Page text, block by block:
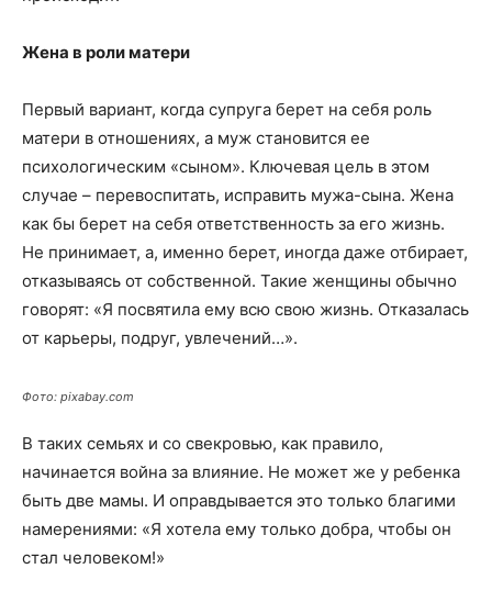
Жена в роли матери
Первый вариант, когда супруга берет на себя роль
матери в отношениях, а муж становится ее
психологическим «сыном». Ключевая цель в этом
случае – перевоспитать, исправить мужа-сына. Жена
как бы берет на себя ответственность за его жизнь.
Не принимает, а, именно берет, иногда даже отбирает,
отказываясь от собственной. Такие женщины обычно
говорят: «Я посвятила ему всю свою жизнь. Отказалась
от карьеры, подруг, увлечений…».
Фото: pixabay.com
В таких семьях и со свекровью, как правило,
начинается война за влияние. Не может же у ребенка
быть две мамы. И оправдывается это только благими
намерениями: «Я хотела ему только добра, чтобы он
стал человеком!»